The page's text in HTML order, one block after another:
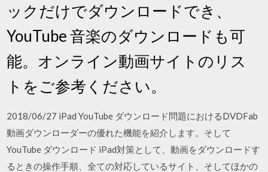
ックだけでダウンロードでき、
YouTube 音楽のダウンロードも可
能。オンライン動画サイトのリス
トをご参考ください。
2018/06/27 iPad YouTube ダウンロード問題におけるDVDFab
動画ダウンローダーの優れた機能を紹介します。そして
YouTube ダウンロード iPad対策として、動画をダウンロードす
るときの操作手順、全ての対応しているサイト、そしてほかの